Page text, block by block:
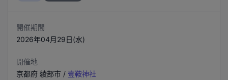
開催期間
2026年04月29日(水)
開催地
京都府 綾部市 / 壹鞍神社